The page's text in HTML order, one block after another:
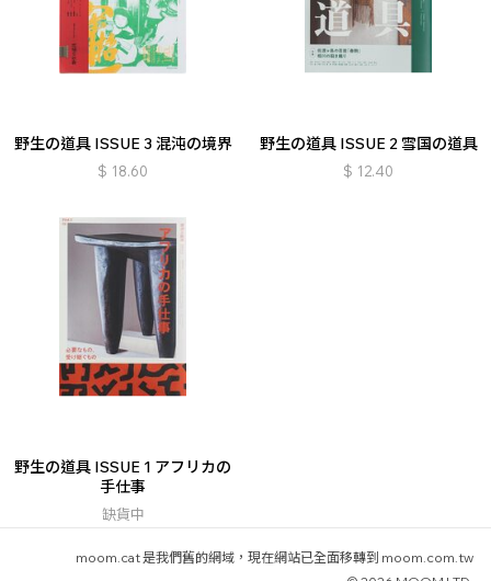
野生の道具 ISSUE 3 混沌の境界
$ 18.60
野生の道具 ISSUE 2 雪国の道具
$ 12.40
野生の道具 ISSUE 1 アフリカの
手仕事
缺貨中
moom.cat 是我們舊的網域，現在網站已全面移轉到 moom.com.tw